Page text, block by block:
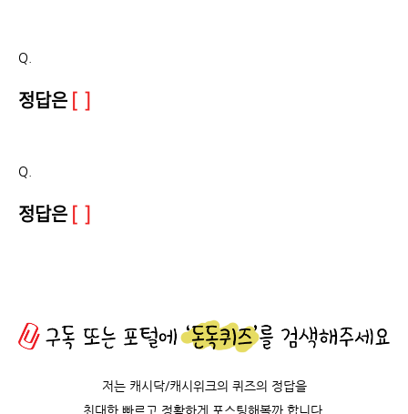
Q.
정답은 [ ]
Q.
정답은 [ ]
저는 캐시닥/캐시위크의 퀴즈의 정답을
최대한 빠르고 정확하게 포스팅해볼까 합니다.